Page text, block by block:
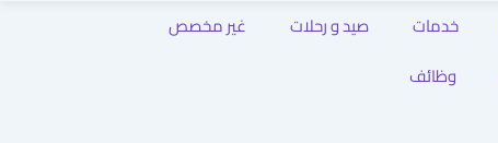
خدمات صيد و رحلات
غير مخصص
وظائف